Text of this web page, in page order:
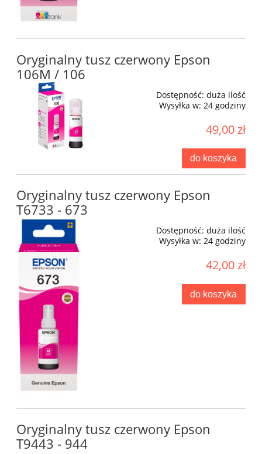
Oryginalny tusz czerwony Epson
106M / 106
Dostępność: duża ilość
Wysyłka w: 24 godziny
49,00 zł
do koszyka
Oryginalny tusz czerwony Epson
T6733 - 673
Dostępność: duża ilość
Wysyłka w: 24 godziny
42,00 zł
do koszyka
Oryginalny tusz czerwony Epson
T9443 - 944